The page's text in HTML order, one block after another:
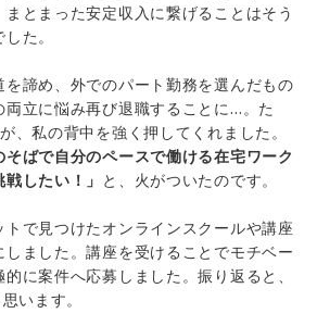
とまった安定収入に繋げることはそう
た。
諦め、外でのパート勤務を選んだもの
立に悩み再び退職することに…。た
、私の背中を強く押してくれました。
そばで自分のペースで働ける在宅ワーク
したい！」 と、火がついたのです。
で見つけたオンラインスクールや講座
ました。講座を受けることでモチベー
に案件へ応募しました。振り返ると、
います。